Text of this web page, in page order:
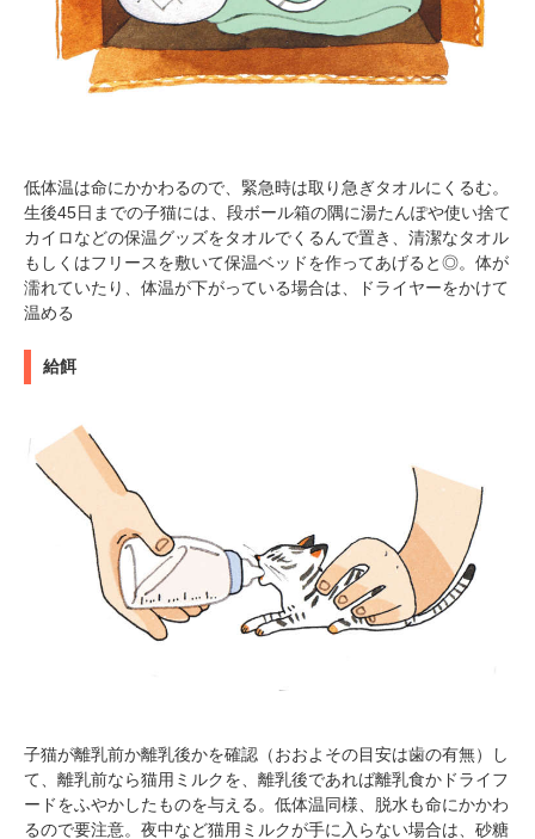
低体温は命にかかわるので、緊急時は取り急ぎタオルにくるむ。
生後45日までの子猫には、段ボール箱の隅に湯たんぽや使い捨て
カイロなどの保温グッズをタオルでくるんで置き、清潔なタオル
もしくはフリースを敷いて保温ベッドを作ってあげると◎。体が
濡れていたり、体温が下がっている場合は、ドライヤーをかけて
温める
給餌
子猫が離乳前か離乳後かを確認（おおよその目安は歯の有無）し
て、離乳前なら猫用ミルクを、離乳後であれば離乳食かドライフ
ードをふやかしたものを与える。低体温同様、脱水も命にかかわ
るので要注意。夜中など猫用ミルクが手に入らない場合は、砂糖